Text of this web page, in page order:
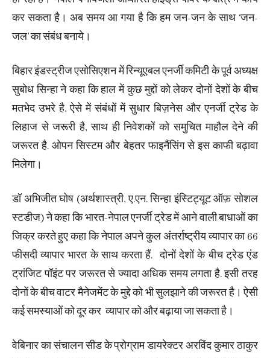
कर सकता है। अब समय आ गया है कि हम जन-जन के साथ ‘जन-
जल’ का संबंध बनाये।
बिहार इंडस्ट्रीज एसोसिएशन में रिन्यूएबल एनर्जी कमिटी के पूर्व अध्यक्ष
सुबोध सिन्हा ने कहा कि हाल में कुछ मुद्दों को लेकर दोनों देशों के बीच
मतभेद उभरे है, ऐसे में संबंधों में सुधार बिज़नेस और एनर्जी ट्रेड के
लिहाज से जरूरी है, साथ ही निवेशकों को समुचित माहौल देने की
जरूरत है. ओपन सिस्टम और बेहतर फाइनैंसिंग से इस काफी बढ़ावा
मिलेगा।
डॉ अभिजीत घोष (अर्थशास्त्री, ए.एन. सिन्हा इंस्टिट्यूट ऑफ़ सोशल
स्टडीज) ने कहा कि भारत-नेपाल एनर्जी ट्रेड में आने वाली बाधाओं का
जिक्र करते हुए कहा कि नेपाल अपने कुल अंतर्राष्ट्रीय व्यापार का 66
फीसदी व्यापार भारत के साथ करता हैं. दोनों देशों के बीच ट्रेड एंड
ट्रांजिट पॉइंट पर जरूरत से ज्यादा अधिक समय लगता है. इसी तरह
दोनों के बीच वाटर मैनेजमेंट के मुद्दे को भी सुलझाने की जरूरत है। ऐसी
कई समस्याओं को दूर कर व्यापार को और बढ़ाया जा सकता है।
वेबिनार का संचालन सीड के प्रोग्राम डायरेक्टर अरविंद कुमार ठाकुर